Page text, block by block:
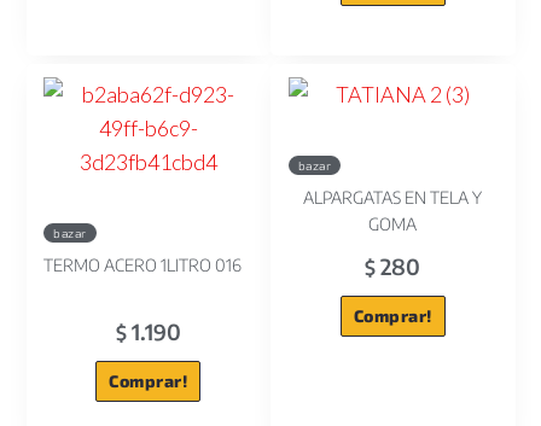
bazar
TERMO ACERO 1LITRO 016
$1.190
Comprar!
bazar
ALPARGATAS EN TELA Y
GOMA
$ 280
Comprar!